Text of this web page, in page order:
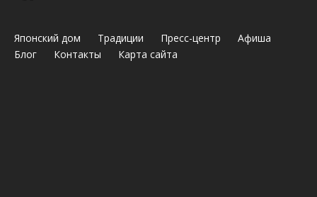
Японский дом Традиции Пресс-центр
Афиша
Блог
Контакты Карта сайта